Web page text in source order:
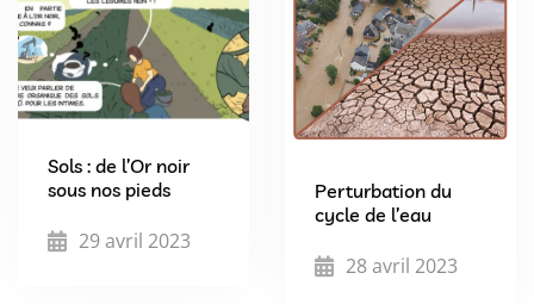
Sols : de l’Or noir
sous nos pieds
29 avril 2023
Perturbation du
cycle de l’eau
28 avril 2023